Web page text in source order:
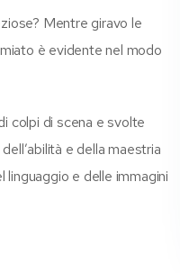
Mentre giravo le
è evidente nel modo
colpi di scena e svolte
e della maestria
e delle immagini